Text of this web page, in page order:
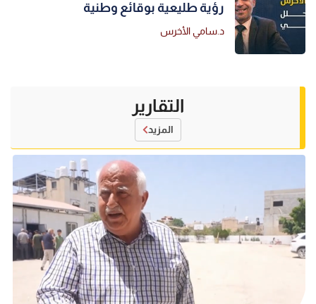
رؤية طليعية بوقائع وطنية
د.سامي الأخرس
التقارير
المزيد